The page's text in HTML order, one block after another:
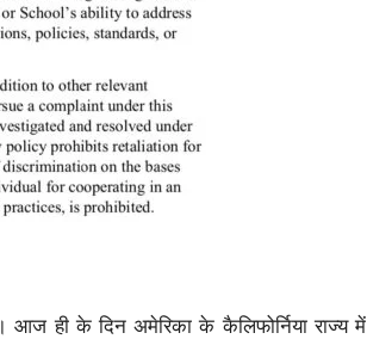
ही के दिन अमेरिका के कैलिफोर्निया राज्य में